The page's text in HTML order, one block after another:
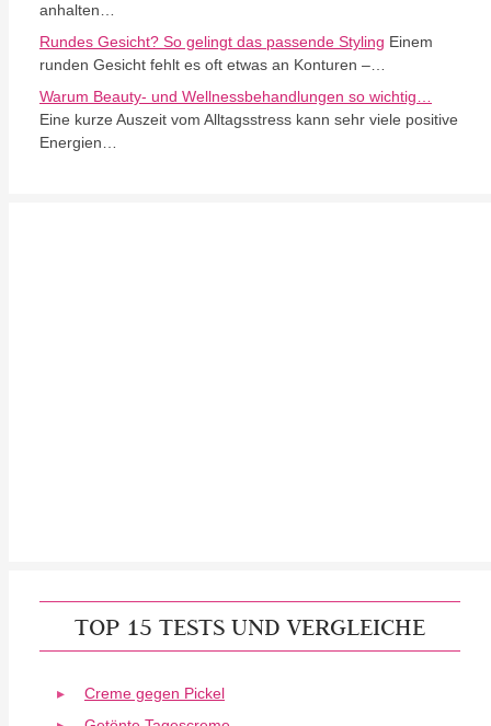
anhalten…
Rundes Gesicht? So gelingt das passende Styling Einem
runden Gesicht fehlt es oft etwas an Konturen –…
Warum Beauty- und Wellnessbehandlungen so wichtig…
Eine kurze Auszeit vom Alltagsstress kann sehr viele positive
Energien…
TOP 15 TESTS UND VERGLEICHE
Creme gegen Pickel